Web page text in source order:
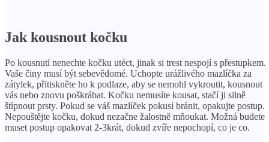
Jak kousnout kočku
Po kousnutí nenechte kočku utéct, jinak si trest nespojí s přestupkem.
Vaše činy musí být sebevědomé. Uchopte urážlivého mazlíčka za
zátylek, přitiskněte ho k podlaze, aby se nemohl vykroutit, kousnout
vás nebo znovu poškrábat. Kočku nemusíte kousat, stačí ji silně
štípnout prsty. Pokud se váš mazlíček pokusí bránit, opakujte postup.
Nepouštějte kočku, dokud nezačne žalostně mňoukat. Možná budete
muset postup opakovat 2-3krát, dokud zvíře nepochopí, co je co.